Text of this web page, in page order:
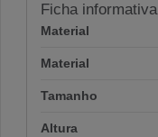
Ficha informativa
Material
Material
Tamanho
Altura